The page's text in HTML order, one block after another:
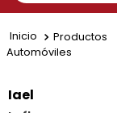
1.
toyota
Productos
Automóviles
Iael